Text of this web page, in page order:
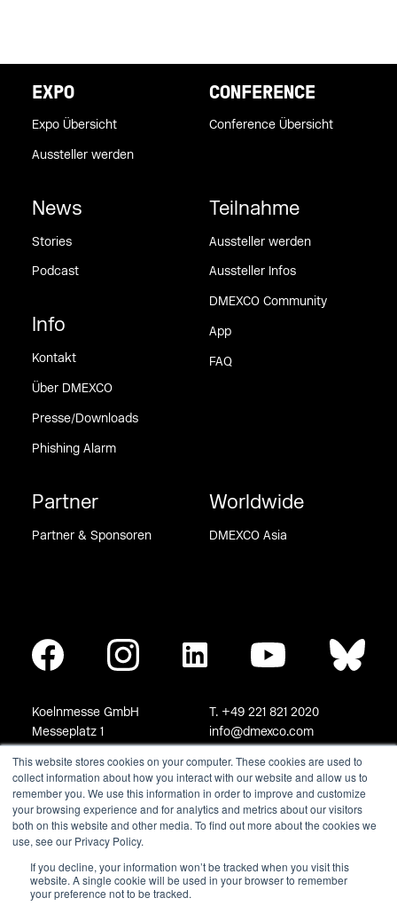
This website stores cookies on your computer. These cookies are used to
collect information about how you interact with our website and allow us to
remember you. We use this information in order to improve and customize
your browsing experience and for analytics and metrics about our visitors
both on this website and other media. To find out more about the cookies we
use, see our Privacy Policy.
If you decline, your information won’t be tracked when you visit this
website. A single cookie will be used in your browser to remember
your preference not to be tracked.